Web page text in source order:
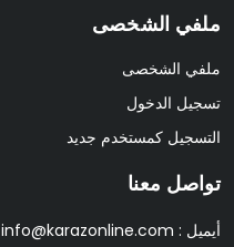
ملفي الشخصى
ملفي الشخصى
تسجيل الدخول
التسجيل كمستخدم جديد
تواصل معنا
أيميل : info@karazonline.com